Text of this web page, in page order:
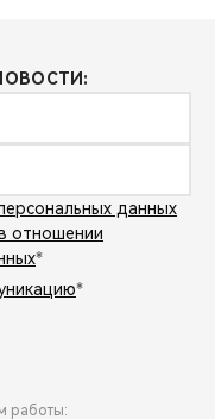
данных
отношении
*
*
работы: